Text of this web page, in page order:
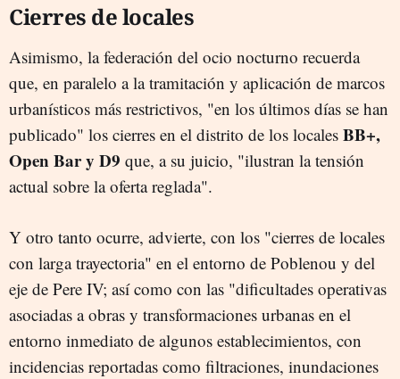
Cierres de locales
Asimismo, la federación del ocio nocturno recuerda
que, en paralelo a la tramitación y aplicación de marcos
urbanísticos más restrictivos, "en los últimos días se han
publicado" los cierres en el distrito de los locales BB+,
Open Bar y D9 que, a su juicio, "ilustran la tensión
actual sobre la oferta reglada".
Y otro tanto ocurre, advierte, con los "cierres de locales
con larga trayectoria" en el entorno de Poblenou y del
eje de Pere IV; así como con las "dificultades operativas
asociadas a obras y transformaciones urbanas en el
entorno inmediato de algunos establecimientos, con
incidencias reportadas como filtraciones, inundaciones